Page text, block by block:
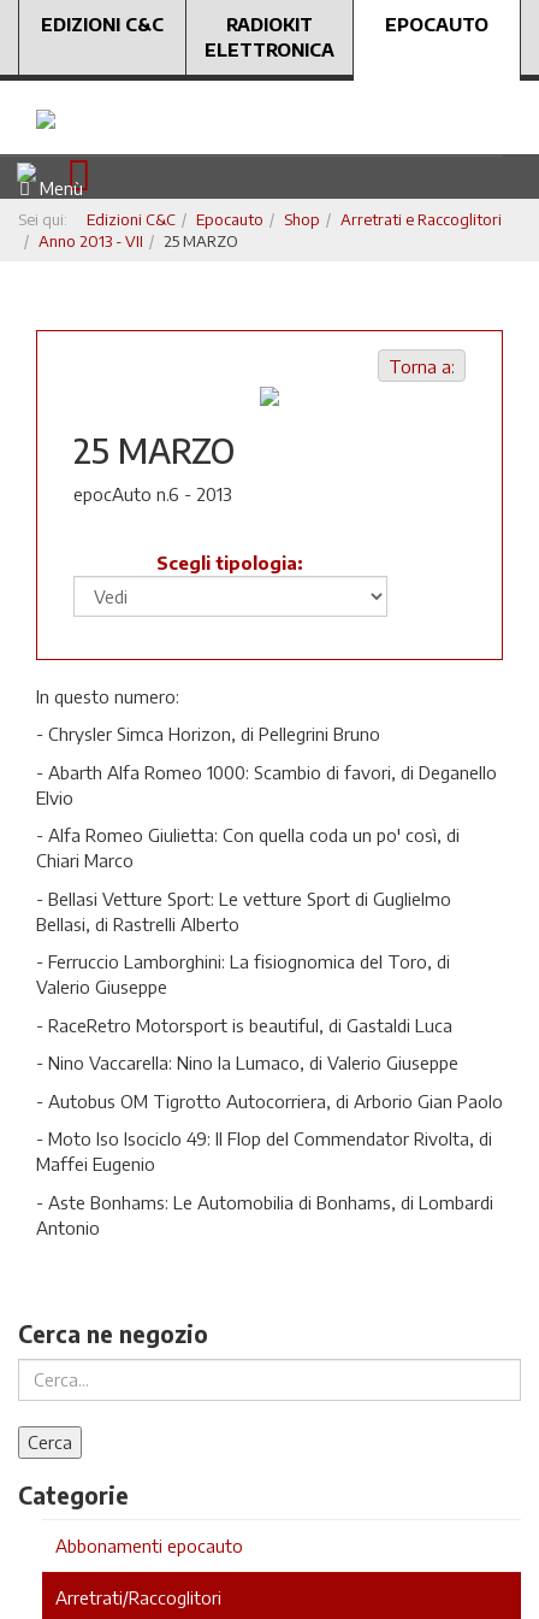
EDIZIONI C&C
RADIOKIT
ELETTRONICA
EPOCAUTO
Menù
Sei qui: Edizioni C&C Epocauto Shop
Arretrati e Raccoglitori
Anno 2013 - VII
25 MARZO
Torna a:
25 MARZO
epocAuto n.6 - 2013
Scegli tipologia:
In questo numero:
- Chrysler Simca Horizon, di Pellegrini Bruno
- Abarth Alfa Romeo 1000: Scambio di favori, di Deganello
Elvio
- Alfa Romeo Giulietta: Con quella coda un po' così, di
Chiari Marco
- Bellasi Vetture Sport: Le vetture Sport di Guglielmo
Bellasi, di Rastrelli Alberto
- Ferruccio Lamborghini: La fisiognomica del Toro, di
Valerio Giuseppe
- RaceRetro Motorsport is beautiful, di Gastaldi Luca
- Nino Vaccarella: Nino la Lumaco, di Valerio Giuseppe
- Autobus OM Tigrotto Autocorriera, di Arborio Gian Paolo
- Moto Iso Isociclo 49: Il Flop del Commendator Rivolta, di
Maffei Eugenio
- Aste Bonhams: Le Automobilia di Bonhams, di Lombardi
Antonio
Cerca ne negozio
Categorie
Abbonamenti epocauto
Arretrati/Raccoglitori